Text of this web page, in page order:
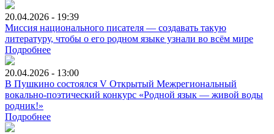
20.04.2026 - 19:39
Миссия национального писателя ― создавать такую
литературу, чтобы о его родном языке узнали во всём мире
Подробнее
20.04.2026 - 13:00
В Пушкино состоялся V Открытый Межрегиональный
вокально-поэтический конкурс «Родной язык ― живой воды
родник!»
Подробнее